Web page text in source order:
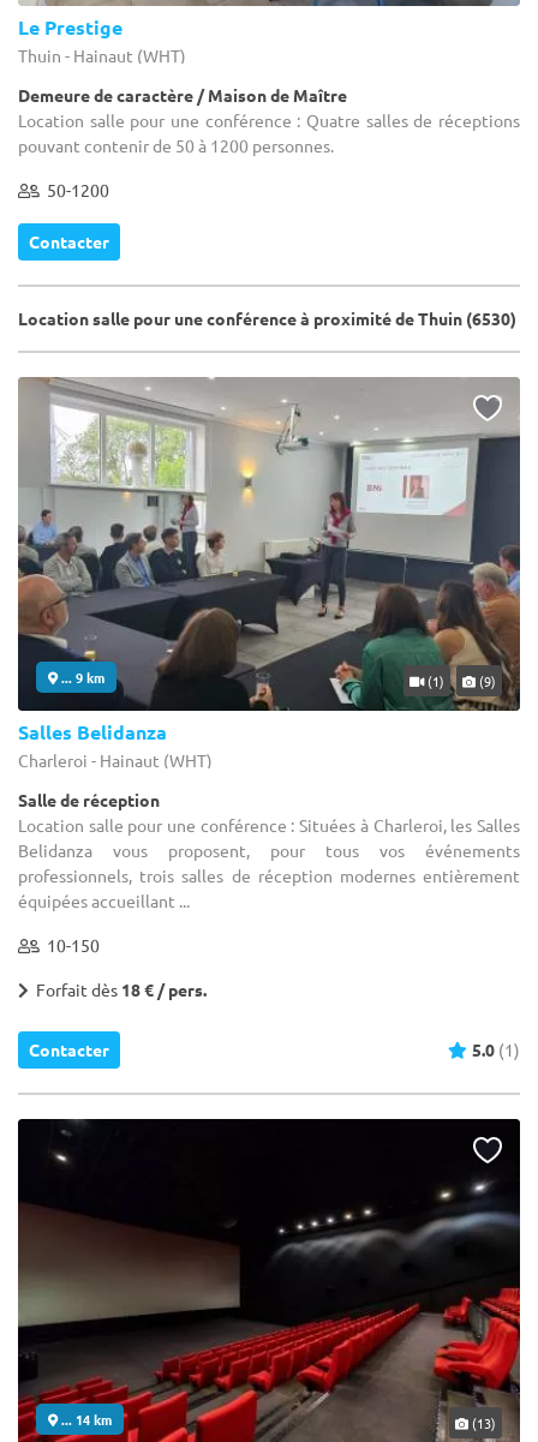
Le Prestige
Thuin - Hainaut (WHT)
Demeure de caractère / Maison de Maître
Location salle pour une conférence : Quatre salles de réceptions
pouvant contenir de 50 à 1200 personnes.
50-1200
Contacter
Location salle pour une conférence à proximité de Thuin (6530)
... 9 km (1) (9)
Salles Belidanza
Charleroi - Hainaut (WHT)
Salle de réception
Location salle pour une conférence : Situées à Charleroi, les Salles
Belidanza vous proposent, pour tous vos événements
professionnels, trois salles de réception modernes entièrement
équipées accueillant ...
10-150
Forfait dès 18 € / pers.
Contacter 5.0 (1)
... 14 km (13)